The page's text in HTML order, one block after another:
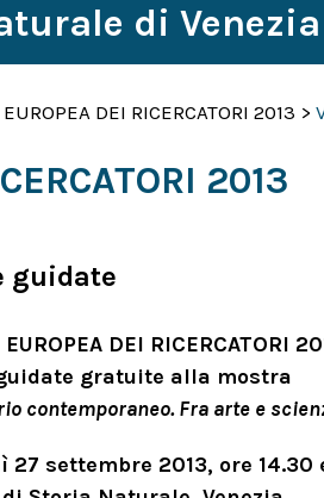
di
DEI RICERCATORI 2013 >
2013
guidate
EUROPEA DEI RICERCATORI
gratuite alla mostra
contemporaneo. Fra arte e
27 settembre 2013, ore 14.30